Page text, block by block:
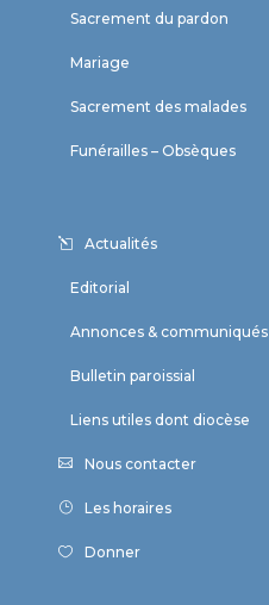
Sacrement du pardon
Mariage
Sacrement des malades
Funérailles – Obsèques
Actualités
Editorial
Annonces & communiqués
Bulletin paroissial
Liens utiles dont diocèse
Nous contacter
Les horaires
Donner